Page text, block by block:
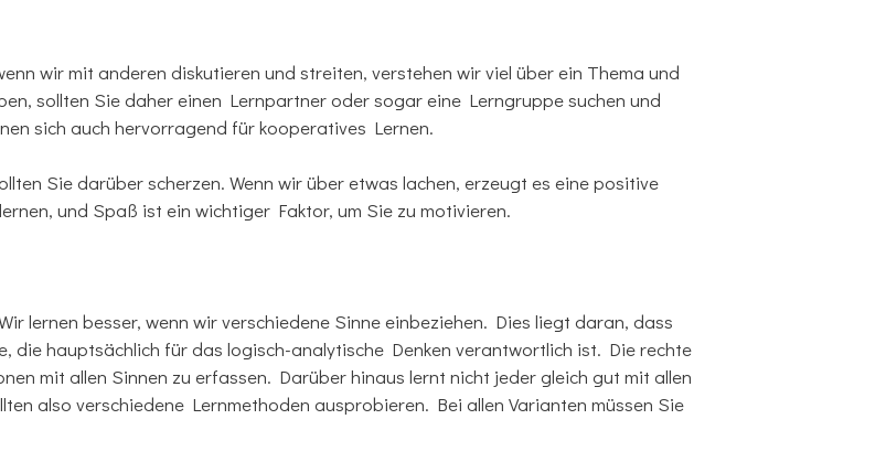
wir mit anderen diskutieren und streiten, verstehen wir viel über ein Thema und
sollten Sie daher einen Lernpartner oder sogar eine Lerngruppe suchen und
sich auch hervorragend für kooperatives Lernen.
Sie darüber scherzen. Wenn wir über etwas lachen, erzeugt es eine positive
und Spaß ist ein wichtiger Faktor, um Sie zu motivieren.
lernen besser, wenn wir verschiedene Sinne einbeziehen. Dies liegt daran, dass
die hauptsächlich für das logisch-analytische Denken verantwortlich ist. Die rechte
mit allen Sinnen zu erfassen. Darüber hinaus lernt nicht jeder gleich gut mit allen
also verschiedene Lernmethoden ausprobieren. Bei allen Varianten müssen Sie